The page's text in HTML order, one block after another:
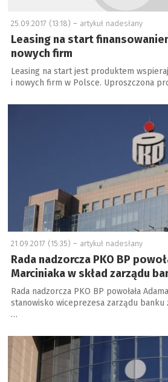
25.09.2017 (13:18) – artykuł nadesłany
Leasing na start
nowych firm
Leasing na start jest produktem
i nowych firm w Polsce. Uproszczona
a
21.09.2017 (15:35) – artykuł nadesłany
Rada nadzorcza PKO BP
Marciniaka w skład zarządu
Rada nadzorcza PKO BP powołała
stanowisko wiceprezesa zarządu banku
…
a